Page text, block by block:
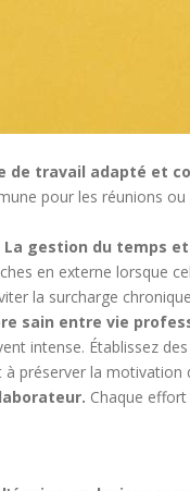
de travail adapté et
pour les réunions
La gestion du temps
en externe lorsque
la surcharge
sain entre vie
intense. Établissez
préserver la
Chaque